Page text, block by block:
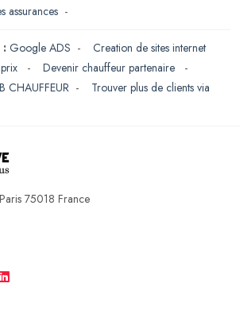
assurances -
Google ADS - Creation de sites internet
- Devenir chauffeur partenaire
-
CHAUFFEUR - Trouver plus de clients via
75018 France